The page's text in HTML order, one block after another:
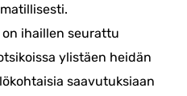
ihaillen seurattu
ylistäen heidän
saavutuksiaan